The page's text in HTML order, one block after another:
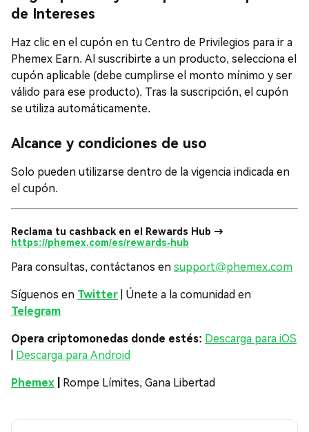
de Intereses
Haz clic en el cupón en tu Centro de Privilegios para ir a
Phemex Earn. Al suscribirte a un producto, selecciona el
cupón aplicable (debe cumplirse el monto mínimo y ser
válido para ese producto). Tras la suscripción, el cupón
se utiliza automáticamente.
Alcance y condiciones de uso
Solo pueden utilizarse dentro de la vigencia indicada en
el cupón.
Reclama tu cashback en el Rewards Hub →
https://phemex.com/es/rewards-hub
Para consultas, contáctanos en support@phemex.com
Síguenos en Twitter | Únete a la comunidad en
Telegram
Opera criptomonedas donde estés: Descarga para iOS
Descarga para Android
Phemex Rompe Límites, Gana Libertad